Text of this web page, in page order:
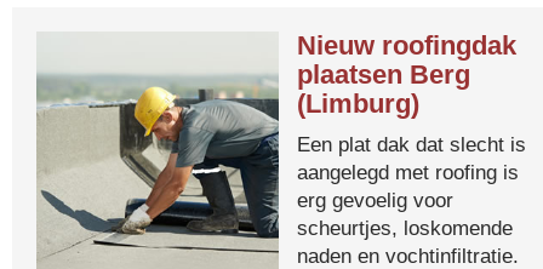
Nieuw roofingdak
plaatsen Berg
(Limburg)
Een plat dak dat slecht is
aangelegd met roofing is
erg gevoelig voor
scheurtjes, loskomende
naden en vochtinfiltratie.